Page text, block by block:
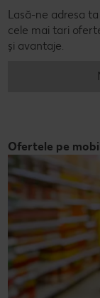
Lasă-ne adresa
cele mai tari
și avantaje.
Ofertele pe